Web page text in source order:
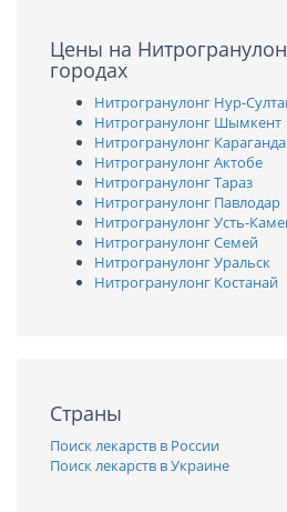
Цены на
городах
Нитрогранулонг Нур-
Нитрогранулонг Шымкент
Нитрогранулонг Караганда
Нитрогранулонг Актобе
Нитрогранулонг Тараз
Нитрогранулонг Павлодар
Нитрогранулонг Усть-
Нитрогранулонг Семей
Нитрогранулонг Уральск
Нитрогранулонг Костанай
Страны
Поиск лекарств в России
Поиск лекарств в Украине